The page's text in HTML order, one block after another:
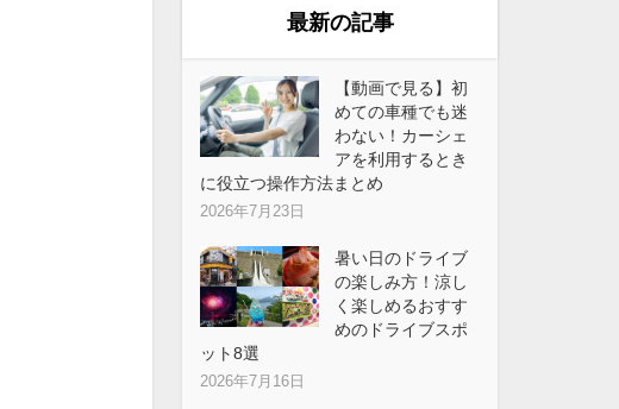
最新の記事
【動画で見る】初
めての車種でも迷
わない！カーシェ
アを利用するとき
に役立つ操作方法まとめ
2026年7月23日
暑い日のドライブ
の楽しみ方！涼し
く楽しめるおすす
めのドライブスポ
ット8選
2026年7月16日